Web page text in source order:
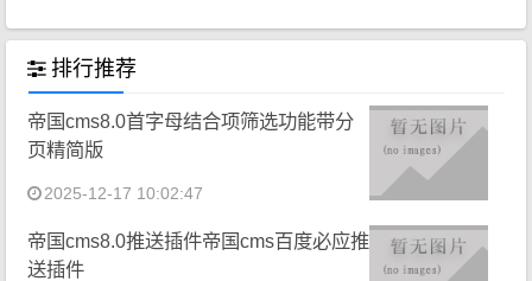
排行推荐
帝国cms8.0首字母结合项筛选功能带分
页精简版
2025-12-17 10:02:47
帝国cms8.0推送插件帝国cms百度必应推
送插件